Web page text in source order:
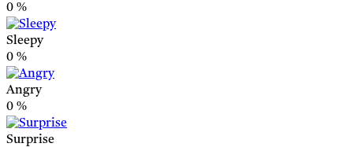
0 %
Sleepy
0 %
Angry
0 %
Surprise